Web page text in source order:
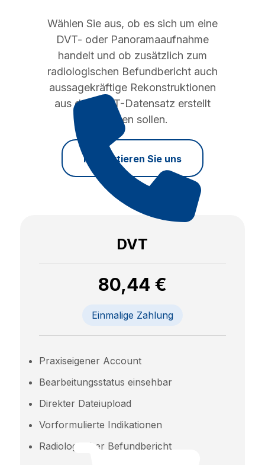
Wählen Sie aus, ob es sich um eine
DVT- oder Panoramaaufnahme
handelt und ob zusätzlich zum
radiologischen Befundbericht auch
aussagekräftige Rekonstruktionen
aus dem DVT-Datensatz erstellt
werden sollen.
Kontaktieren Sie uns
DVT
80,44 €
Einmalige Zahlung
Praxiseigener Account
Bearbeitungsstatus einsehbar
Direkter Dateiupload
Vorformulierte Indikationen
Radiologischer Befundbericht